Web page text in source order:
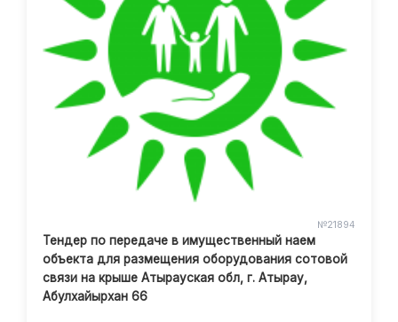
№21894
Тендер по передаче в имущественный наем
объекта для размещения оборудования сотовой
связи на крыше Атырауская обл, г. Атырау,
Абулхайырхан 66